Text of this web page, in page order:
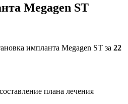
Megagen ST
импланта Megagen ST за 22
плана лечения